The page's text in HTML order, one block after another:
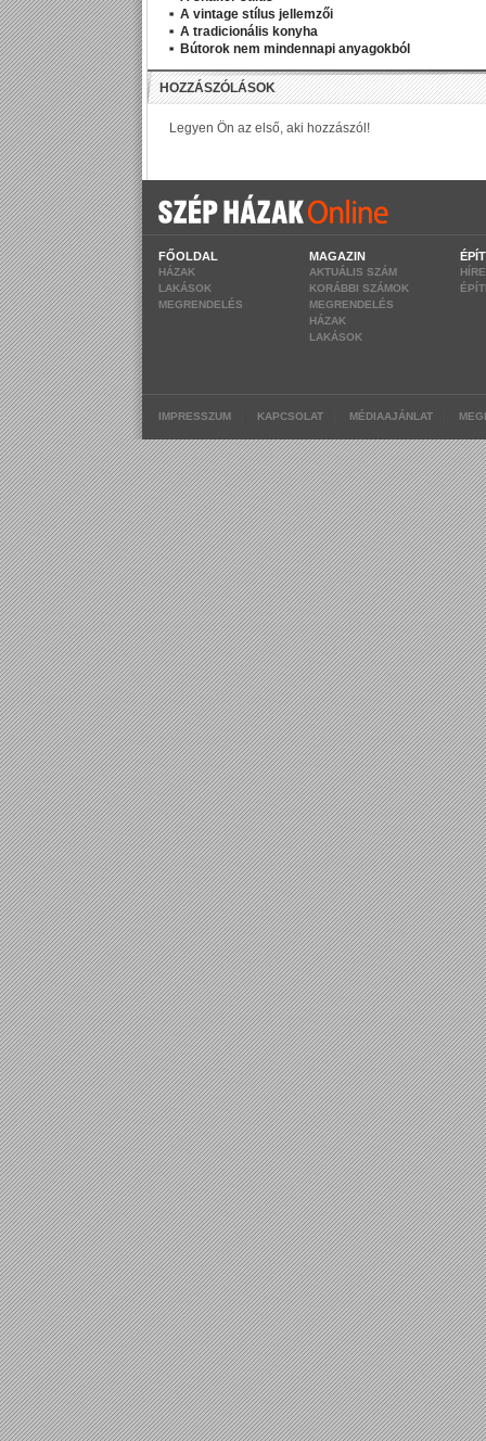
A vintage stílus jellemzői
A tradicionális konyha
Bútorok nem mindennapi anyagokból
FŐOLDAL
HÁZAK
LAKÁSOK
MEGRENDELÉS
MAGAZIN
AKTUÁLIS SZÁM
KORÁBBI SZÁMOK
MEGRENDELÉS
HÁZAK
LAKÁSOK
IMPRESSZUM KAPCSOLAT MÉDIAAJÁNLAT